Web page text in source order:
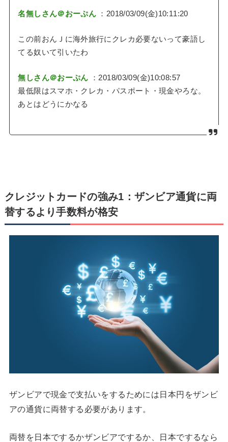
名無しさん＠おーぷん ：2018/03/09(金)10:11:20
この前おんＪに海外旅行にクレカ必要ないって豪語し
てる奴いて引いたわ
無しさん＠おーぷん ：2018/03/09(金)10:08:57
最低限はスマホ・クレカ・パスポート・現金やろな。
あとはどうにかなる
クレジットカードの強み1：ザンビア通貨に両
替するより手数料が格安
ザンビアで現金で支払いをするためには日本円をザンビ
アの通貨に両替する必要があります。
両替を日本でするかザンビアでするか、日本でするなら